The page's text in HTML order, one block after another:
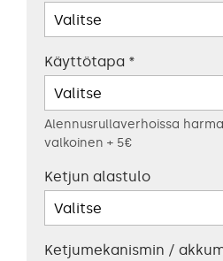
Käyttötapa *
Alennusrullaverhoissa
valkoinen + 5€
Ketjun alastulo
Ketjumekanismin /